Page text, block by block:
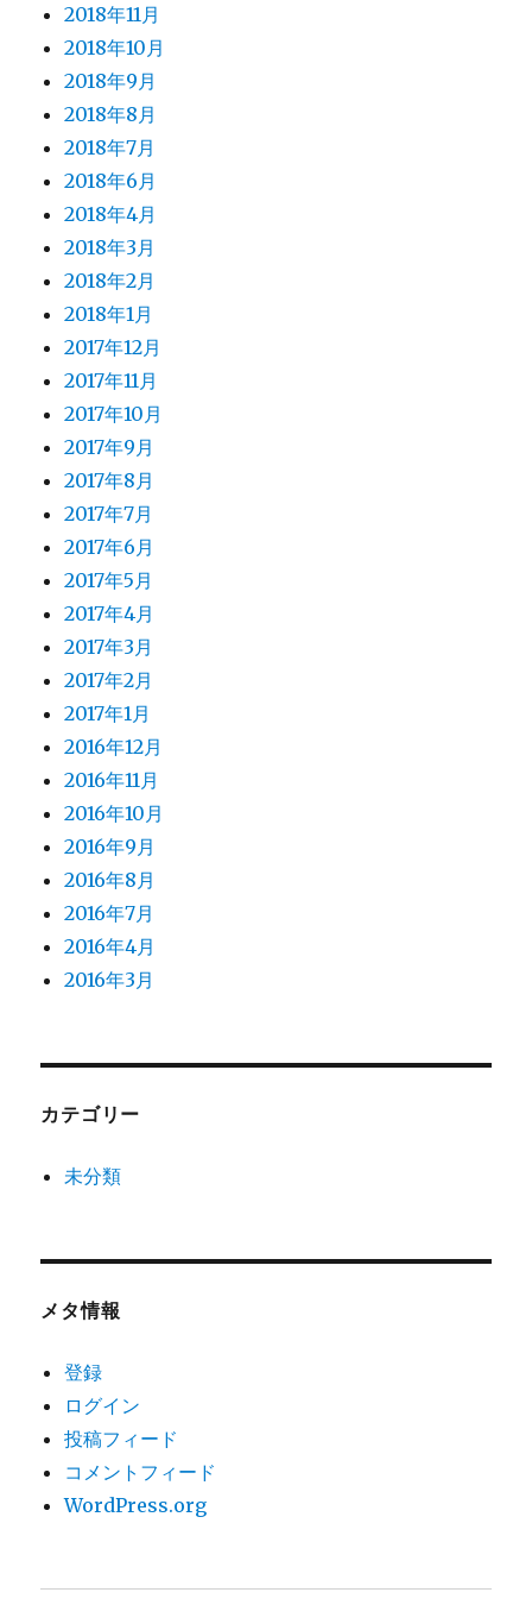
2018年11月
2018年10月
2018年9月
2018年8月
2018年7月
2018年6月
2018年4月
2018年3月
2018年2月
2018年1月
2017年12月
2017年11月
2017年10月
2017年9月
2017年8月
2017年7月
2017年6月
2017年5月
2017年4月
2017年3月
2017年2月
2017年1月
2016年12月
2016年11月
2016年10月
2016年9月
2016年8月
2016年7月
2016年4月
2016年3月
カテゴリー
未分類
メタ情報
登録
ログイン
投稿フィード
コメントフィード
WordPress.org